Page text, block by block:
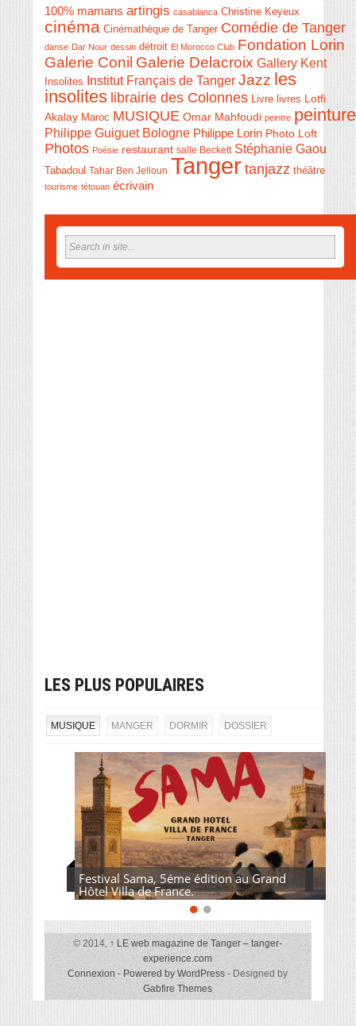
100% mamans artingis casablanca Christine Keyeux
cinéma Cinémathèque de Tanger Comédie de Tanger
danse Dar Nour dessin détroit El Morocco Club Fondation Lorin
Galerie Conil Galerie Delacroix Gallery Kent
Insolites Institut Français de Tanger Jazz les
insolites librairie des Colonnes Livre livres
Lotfi
Akalay Maroc MUSIQUE Omar Mahfoudi peintre peinture
Philippe Guiguet Bologne Philippe Lorin Photo Loft
Photos Poésie restaurant salle Beckett Stéphanie Gaou
Tabadoul Tahar Ben Jelloun Tanger tanjazz théâtre
tourisme tétouan écrivain
LES PLUS POPULAIRES
MUSIQUE MANGER DORMIR DOSSIER
Festival Sama, 5éme édition au Grand
Hôtel Villa de France.
© 2014,↑ LE web magazine de Tanger – tanger-
experience.com
Connexion-Powered by WordPress- Designed by
Gabfire Themes